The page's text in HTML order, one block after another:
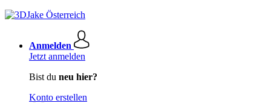
Anmelden
Jetzt anmelden
Bist du neu hier?
Konto erstellen